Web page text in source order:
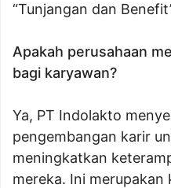
“Tunjangan dan
Apakah perusahaan
bagi karyawan?
Ya, PT Indolakto
pengembangan karir
meningkatkan
mereka. Ini